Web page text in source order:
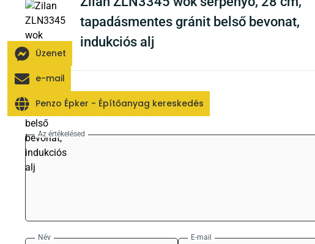
tapadásmentes gránit belső bevonat,
indukciós alj
Értékelés
0/5
Az értékelésed
Név E-mail
Üzenet
e-mail
Penzo Épker - Építőanyag kereskedés